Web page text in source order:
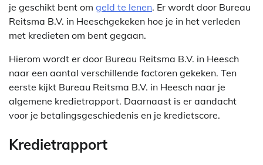
je geschikt bent om geld te lenen. Er wordt door Bureau
Reitsma B.V. in Heeschgekeken hoe je in het verleden
met kredieten om bent gegaan.
Hierom wordt er door Bureau Reitsma B.V. in Heesch
naar een aantal verschillende factoren gekeken. Ten
eerste kijkt Bureau Reitsma B.V. in Heesch naar je
algemene kredietrapport. Daarnaast is er aandacht
voor je betalingsgeschiedenis en je kredietscore.
Kredietrapport